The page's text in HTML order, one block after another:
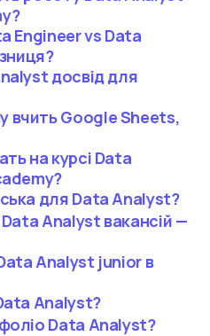
Engineer vs Data
досвід для
вчить Google Sheets,
на курсі Data
для Data Analyst?
Analyst вакансій —
Analyst junior в
Analyst?
Data Analyst?